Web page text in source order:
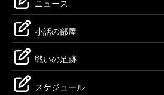
ニュース
小話の部屋
戦いの足跡
スケジュール